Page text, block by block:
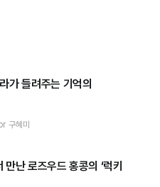
가 들려주는 기억의
구혜미
난 로즈우드 홍콩의 ‘럭키